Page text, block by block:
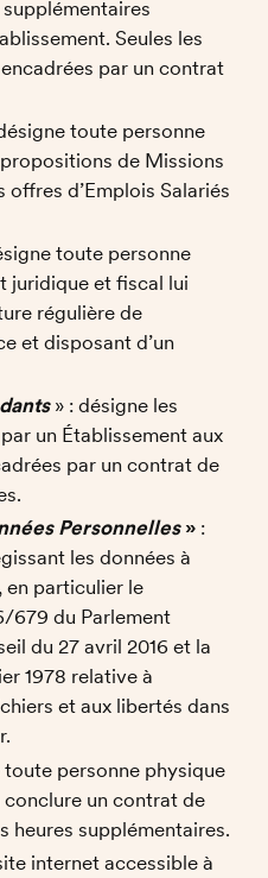
supplémentaires
Seules les
par un contrat
toute personne
de Missions
d’Emplois Salariés
toute personne
juridique et fiscal lui
régulière de
et disposant d’un
» : désigne les
un Établissement aux
par un contrat de
Personnelles » :
les données à
en particulier le
679 du Parlement
du 27 avril 2016 et la
1978 relative à
et aux libertés dans
toute personne physique
un contrat de
heures supplémentaires.
internet accessible à